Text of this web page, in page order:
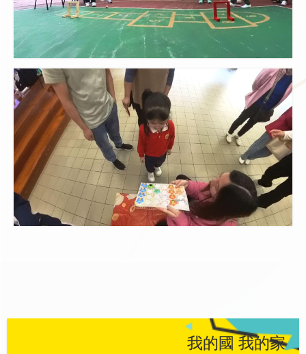
我的國 我的家